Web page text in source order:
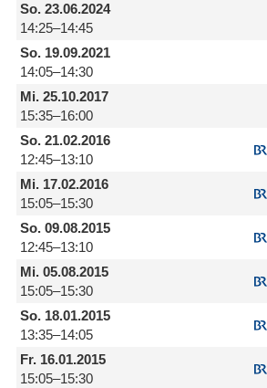
So.23.06.2024
14:25–14:45
So.19.09.2021
14:05–14:30
Mi.25.10.2017
15:35–16:00
So.21.02.2016
12:45–13:10
Mi.17.02.2016
15:05–15:30
So.09.08.2015
12:45–13:10
Mi.05.08.2015
15:05–15:30
So.18.01.2015
13:35–14:05
Fr.16.01.2015
15:05–15:30